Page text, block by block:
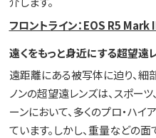
フロントライン：EOS R5 Mark
遠くをもっと身近にする超望遠
遠距離にある被写体に迫り、
ノンの超望遠レンズは、スポー
ーンにおいて、多くのプロ・ハ
ています。しかし、重量などの